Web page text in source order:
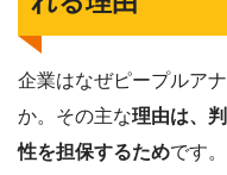
企業はなぜピープルア
か。その主な理由は、
性を担保するためです。